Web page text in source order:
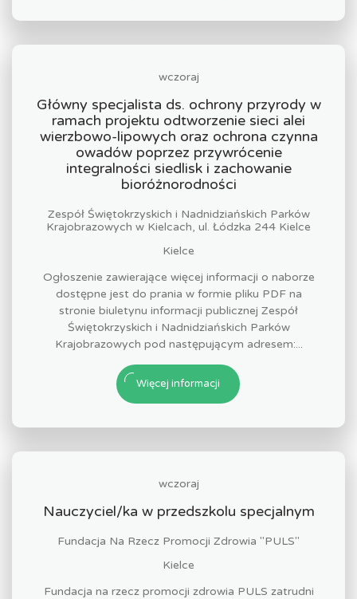
wczoraj
Główny specjalista ds. ochrony przyrody w
ramach projektu odtworzenie sieci alei
wierzbowo-lipowych oraz ochrona czynna
owadów poprzez przywrócenie
integralności siedlisk i zachowanie
bioróżnorodności
Zespół Świętokrzyskich i Nadnidziańskich Parków
Krajobrazowych w Kielcach, ul. Łódzka 244 Kielce
Kielce
Ogłoszenie zawierające więcej informacji o naborze
dostępne jest do prania w formie pliku PDF na
stronie biuletynu informacji publicznej Zespół
Świętokrzyskich i Nadnidziańskich Parków
Krajobrazowych pod następującym adresem:...
Więcej informacji
wczoraj
Nauczyciel/ka w przedszkolu specjalnym
Fundacja Na Rzecz Promocji Zdrowia "PULS"
Kielce
Fundacja na rzecz promocji zdrowia PULS zatrudni